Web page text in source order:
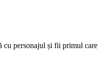
cu personajul și fii primul care